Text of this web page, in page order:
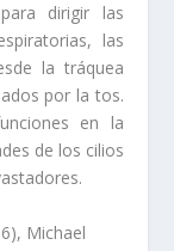
dirigir las
las
la tráquea
​​por la tos.
en la
de los cilios
Michael